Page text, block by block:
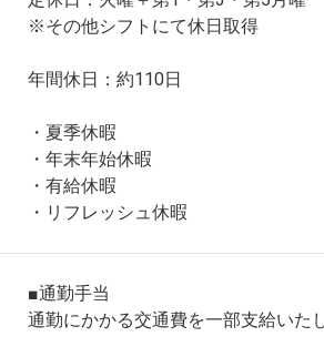
※その他シフトにて休日取得
年間休日：約110日
・夏季休暇
・年末年始休暇
・有給休暇
・リフレッシュ休暇
■通勤手当
通勤にかかる交通費を一部支給いた